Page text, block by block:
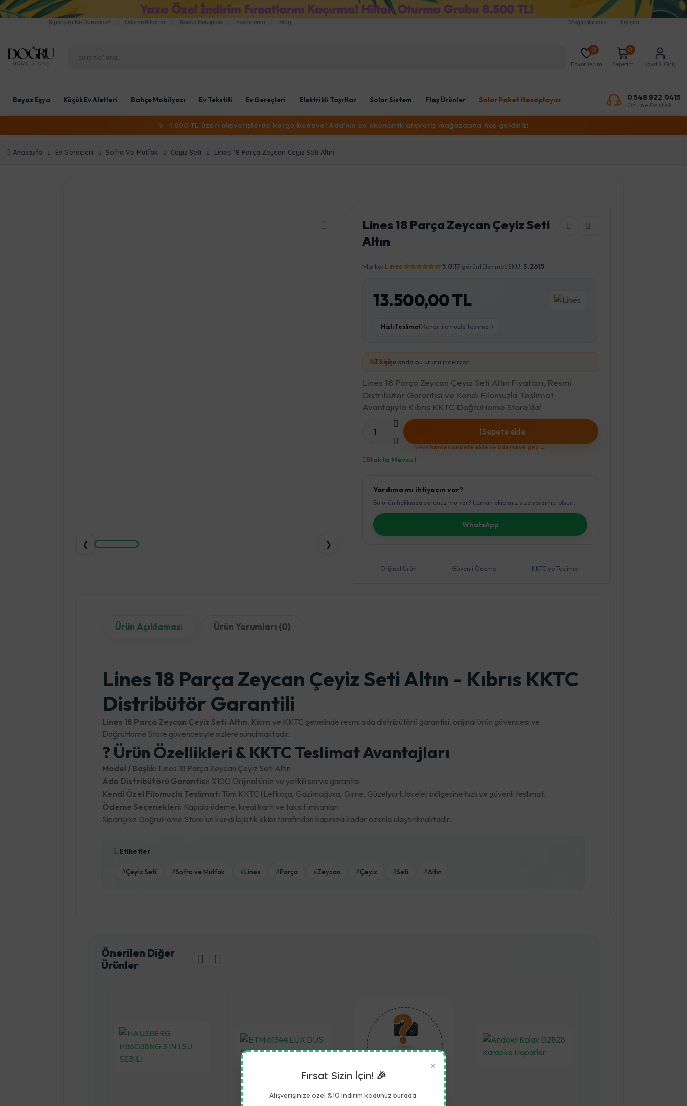
Siparişim Ne Durumda? Ödeme Bildirimi Banka Hesapları Favorilerim Blog Mağazalarımız İletişim
0
Favorilerim
0
Sepetim Kayıt & Giriş
Beyaz Eşya Küçük Ev Aletleri Bahçe Mobilyası Ev Tekstili Ev Gereçleri Elektrikli Taşıtlar Solar Sistem Flaş Ürünler Solar Paket Hesaplayıcı 0 548 822 0415
Online Destek
✨ 1.000 TL üzeri alışverişlerde kargo bedava! Ada'nın en ekonomik alışveriş mağazasına hoş geldiniz!
Anasayfa Ev Gereçleri Sofra Ve Mutfak Çeyiz Seti Lines 18 Parça Zeycan Çeyiz Seti Altın
❮ ❯
Lines 18 Parça Zeycan Çeyiz Seti
Altın
Marka: Lines 5.0(17 görüntülenme) SKU: S.2615
13.500,00 TL
Hızlı Teslimat(Kendi filomuzla teslimat)
3 kişişu anda bu ürünü inceliyor
Lines 18 Parça Zeycan Çeyiz Seti Altın Fiyatları, Resmi
Distribütör Garantisi ve Kendi Filomuzla Teslimat
Avantajıyla Kıbrıs KKTC DoğruHome Store'da!
1 Sepete ekle
veya hemen sepete ekle ve ödemeye geç →
Stokta Mevcut
Yardıma mı ihtiyacın var?
Bu ürün hakkında sorunuz mu var? Uzman ekibimiz size yardımcı olsun.
WhatsApp
Orijinal Ürün Güvenli Ödeme KKTC'ye Teslimat
Ürün Açıklaması Ürün Yorumları (0)
Lines 18 Parça Zeycan Çeyiz Seti Altın - Kıbrıs KKTC
Distribütör Garantili
Lines 18 Parça Zeycan Çeyiz Seti Altın, Kıbrıs ve KKTC genelinde resmi ada distribütörü garantisi, orijinal ürün güvencesi ve
DoğruHome Store güvencesiyle sizlere sunulmaktadır.
? Ürün Özellikleri & KKTC Teslimat Avantajları
Model / Başlık: Lines 18 Parça Zeycan Çeyiz Seti Altın
Ada Distribütörü Garantisi: %100 Orijinal ürün ve yetkili servis garantisi.
Kendi Özel Filomuzla Teslimat: Tüm KKTC (Lefkoşa, Gazimağusa, Girne, Güzelyurt, İskele) bölgesine hızlı ve güvenli teslimat.
Ödeme Seçenekleri: Kapıda ödeme, kredi kartı ve taksit imkanları.
Siparişiniz DoğruHome Store'un kendi lojistik ekibi tarafından kapınıza kadar özenle ulaştırılmaktadır.
Etiketler
#Çeyiz Seti #Sofra ve Mutfak #Lines #Parça #Zeycan #Çeyiz #Seti #Altın
Önerilen Diğer
Ürünler
×
Fırsat Sizin İçin! 🎉
Alışverişinize özel %10 indirim kodunuz burada.